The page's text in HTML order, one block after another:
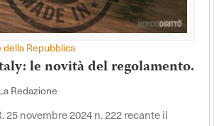
Repubblica
le novità del regolamento.
Redazione
25 novembre 2024 n. 222 recante il